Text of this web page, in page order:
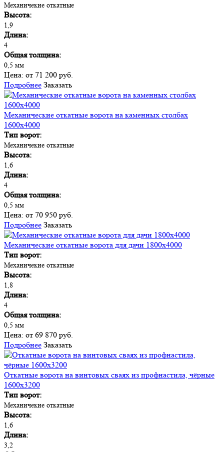
Механичекие откатные
Высота:
1,9
Длина:
4
Общая толщина:
0,5 мм
Цена: от 71 200 руб.
Подробнее Заказать
Механические откатные ворота на каменных столбах
1600х4000
Тип ворот:
Механичекие откатные
Высота:
1,6
Длина:
4
Общая толщина:
0,5 мм
Цена: от 70 950 руб.
Подробнее Заказать
Механические откатные ворота для дачи 1800х4000
Тип ворот:
Механичекие откатные
Высота:
1,8
Длина:
4
Общая толщина:
0,5 мм
Цена: от 69 870 руб.
Подробнее Заказать
Откатные ворота на винтовых сваях из профнастила, чёрные
1600х3200
Тип ворот:
Механичекие откатные
Высота:
1,6
Длина:
3,2